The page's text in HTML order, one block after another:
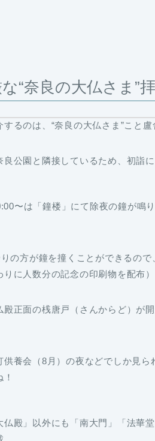
“奈良の大仏さま”
するのは、“奈良の大仏さま ”こと
良公園と隣接しているため、初詣
りに人数分の記念の印刷物を配布）
！
。